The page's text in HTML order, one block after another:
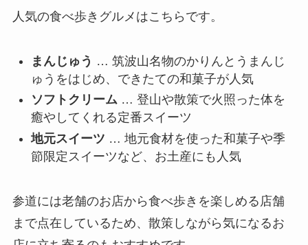
人気の食べ歩きグルメはこちらです。
まんじゅう … 筑波山名物のかりんとうまんじ
ゅうをはじめ、できたての和菓子が人気
ソフトクリーム… 登山や散策で火照った体を
癒やしてくれる定番スイーツ
地元スイーツ … 地元食材を使った和菓子や季
節限定スイーツなど、お土産にも人気
参道には老舗のお店から食べ歩きを楽しめる店舗
まで点在しているため、散策しながら気になるお